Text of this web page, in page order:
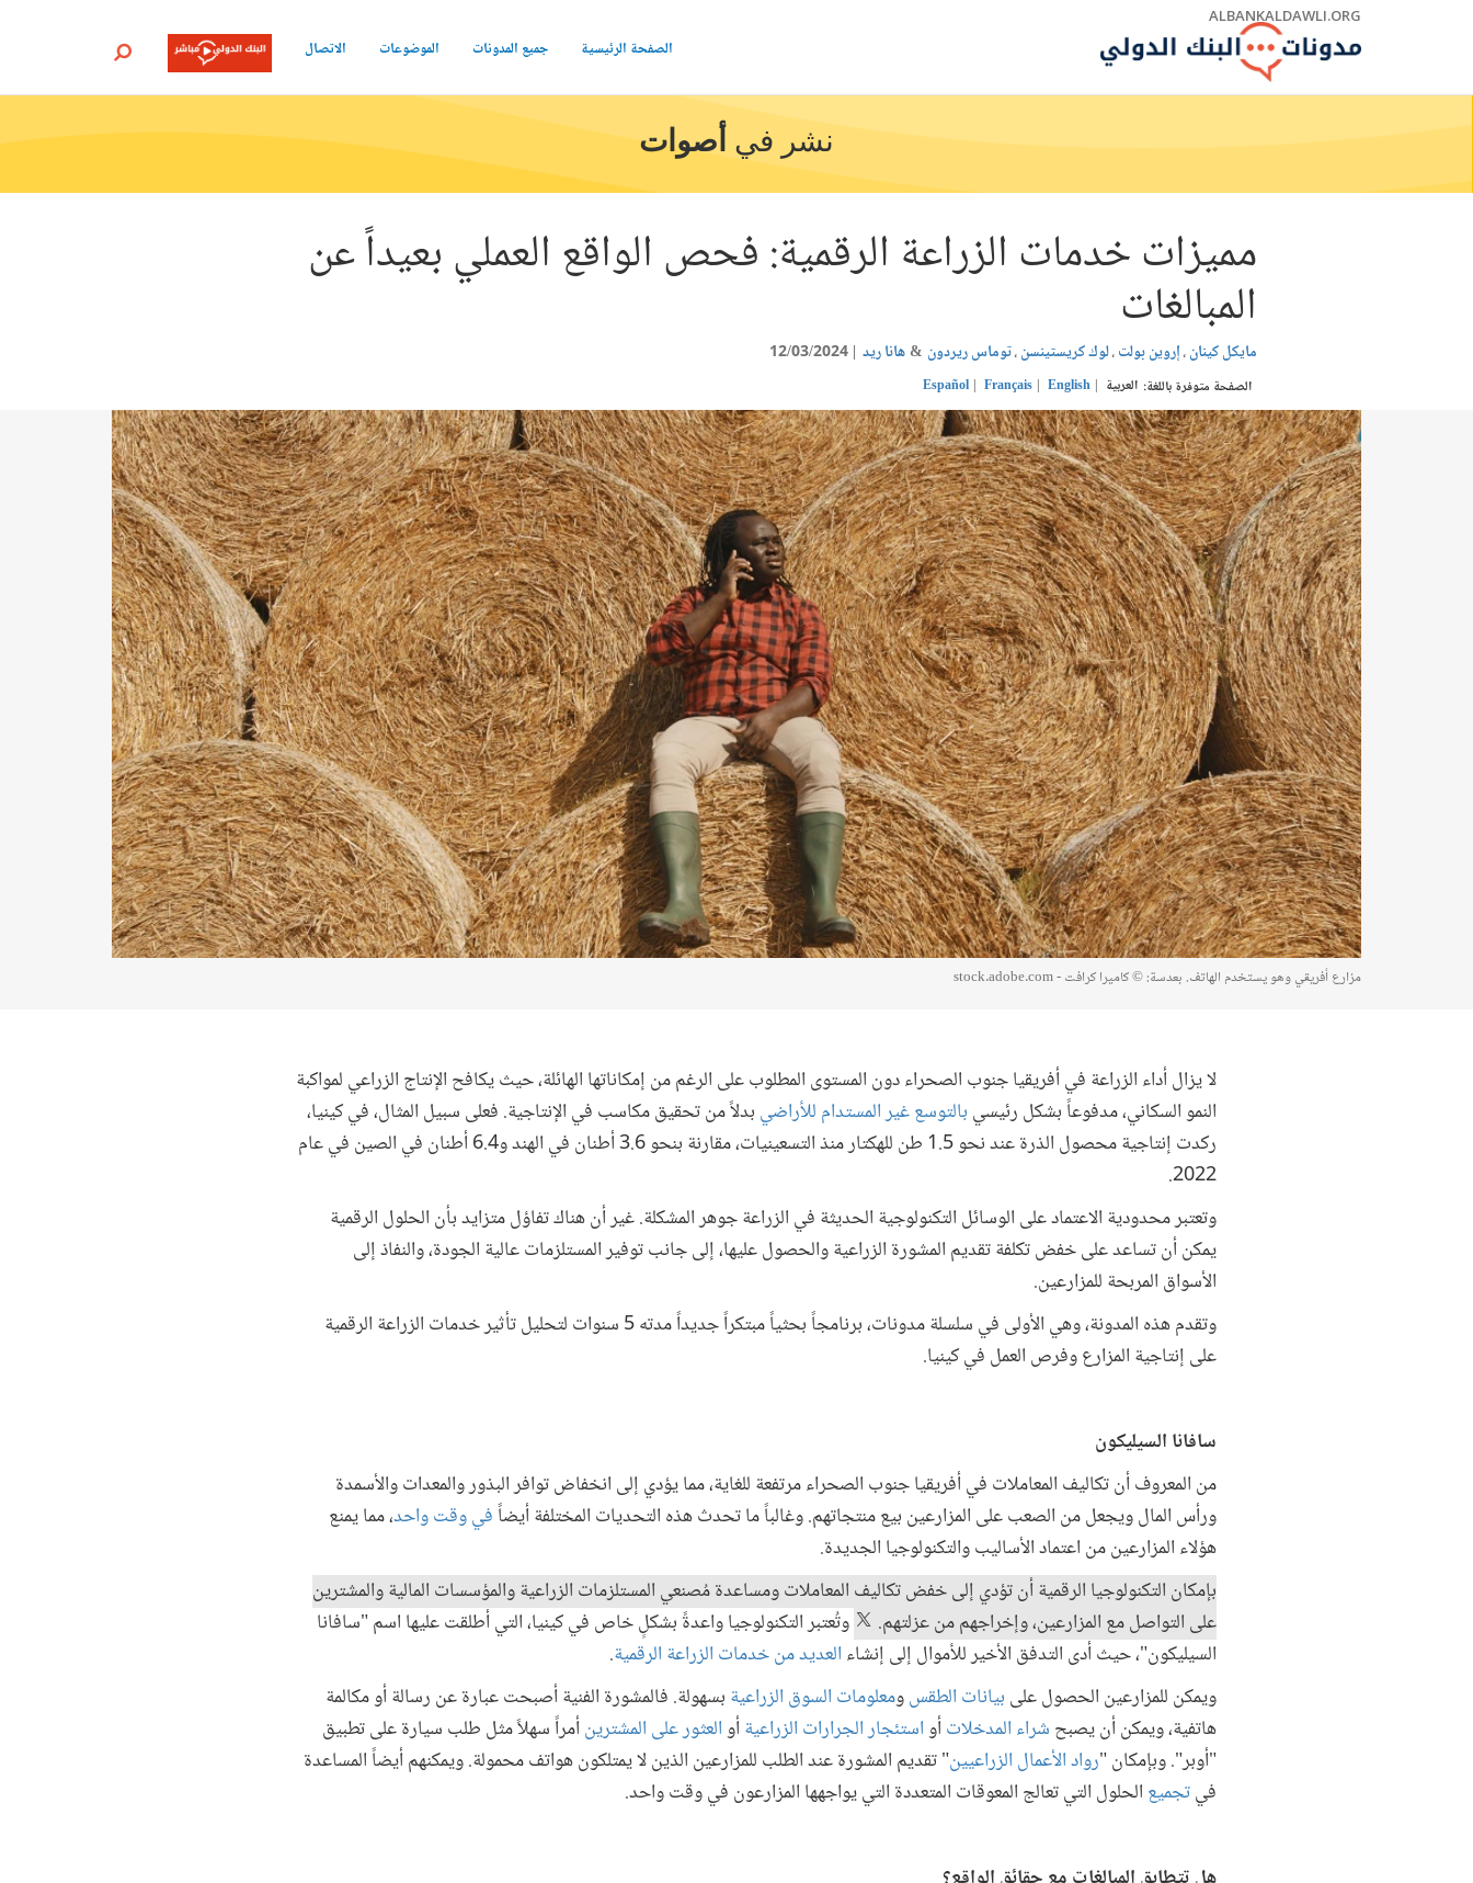
ALBANKALDAWLI.ORG
الصفحة الرئيسية جميع المدونات الموضوعات الاتصال بحث
نشر في أصوات
مميزات خدمات الزراعة الرقمية: فحص الواقع العملي بعيداً عن
المبالغات
مايكل كينان إروين بولت لوك كريستينسن توماس ريردون هانا ريد 12/03/2024
الصفحة متوفرة باللغة: العربية English
Français
Español
مزارع أفريقي وهو يستخدم الهاتف. بعدسة: © كاميرا كرافت - stock.adobe.com
لا يزال أداء الزراعة في أفريقيا جنوب الصحراء دون المستوى المطلوب على الرغم من إمكاناتها الهائلة، حيث يكافح الإنتاج الزراعي لمواكبة
النمو السكاني، مدفوعاً بشكل رئيسي بالتوسع غير المستدام للأراضي بدلاً من تحقيق مكاسب في الإنتاجية. فعلى سبيل المثال، في كينيا،
ركدت إنتاجية محصول الذرة عند نحو 1.5 طن للهكتار منذ التسعينيات، مقارنة بنحو 3.6 أطنان في الهند و6.4 أطنان في الصين في عام
2022.
وتعتبر محدودية الاعتماد على الوسائل التكنولوجية الحديثة في الزراعة جوهر المشكلة. غير أن هناك تفاؤل متزايد بأن الحلول الرقمية
يمكن أن تساعد على خفض تكلفة تقديم المشورة الزراعية والحصول عليها، إلى جانب توفير المستلزمات عالية الجودة، والنفاذ إلى
الأسواق المربحة للمزارعين.
وتقدم هذه المدونة، وهي الأولى في سلسلة مدونات، برنامجاً بحثياً مبتكراً جديداً مدته 5 سنوات لتحليل تأثير خدمات الزراعة الرقمية
على إنتاجية المزارع وفرص العمل في كينيا.
سافانا السيليكون
من المعروف أن تكاليف المعاملات في أفريقيا جنوب الصحراء مرتفعة للغاية، مما يؤدي إلى انخفاض توافر البذور والمعدات والأسمدة
ورأس المال ويجعل من الصعب على المزارعين بيع منتجاتهم. وغالباً ما تحدث هذه التحديات المختلفة أيضاًفي وقت واحد، مما يمنع
هؤلاء المزارعين من اعتماد الأساليب والتكنولوجيا الجديدة.
بإمكان التكنولوجيا الرقمية أن تؤدي إلى خفض تكاليف المعاملات ومساعدة مُصنعي المستلزمات الزراعية والمؤسسات المالية والمشترين
على التواصل مع المزارعين، وإخراجهم من عزلتهم.
وتُعتبر التكنولوجيا واعدةً بشكلٍ خاص في كينيا، التي أطلقت عليها اسم "سافانا
السيليكون"، حيث أدى التدفق الأخير للأموال إلى إنشاء العديد من خدمات الزراعة الرقمية.
ويمكن للمزارعين الحصول على بيانات الطقسومعلومات السوق الزراعية بسهولة. فالمشورة الفنية أصبحت عبارة عن رسالة أو مكالمة
هاتفية، ويمكن أن يصبح شراء المدخلات أواستئجار الجرارات الزراعية أوالعثور على المشترين أمراً سهلاً مثل طلب سيارة على تطبيق
"أوبر". وبإمكان "رواد الأعمال الزراعيين" تقديم المشورة عند الطلب للمزارعين الذين لا يمتلكون هواتف محمولة. ويمكنهم أيضاً المساعدة
فيتجميع الحلول التي تعالج المعوقات المتعددة التي يواجهها المزارعون في وقت واحد.